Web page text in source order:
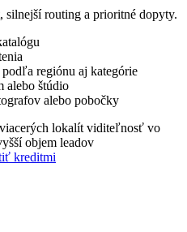
silnejší routing a prioritné dopyty.
regiónu aj kategórie
alebo štúdio
alebo pobočky
lokalít viditeľnosť vo
objem leadov
kreditmi